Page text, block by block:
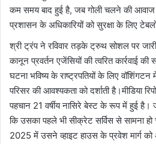
कम समय बाद हुई है, जब गोली चलने की
प्रशासन के अधिकारियों को सुरक्षा के लिए
श्री ट्रंप ने रविवार तड़के ट्रुथ सोशल पर
कानून प्रवर्तन एजेंसियों की त्वरित कार्रवाई
घटना भविष्य के राष्ट्रपतियों के लिए
परिसर की आवश्यकता को दर्शाती है।मीडिया
पहचान 21 वर्षीय नासिरे बेस्ट के रूप में हुई है।
कि उसका पहले भी सीक्रेट सर्विस से सामना
2025 में उसने व्हाइट हाउस के प्रवेश मार्ग